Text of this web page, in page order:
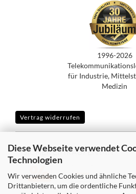
Diese Webseite verwendet
Technologien
Wir verwenden Cookies und ähnliche
Drittanbietern, um die ordentliche
1996-2026
für Industrie,
Medizin
Vertrag widerrufen
SICHER EINKAUFEN MIT